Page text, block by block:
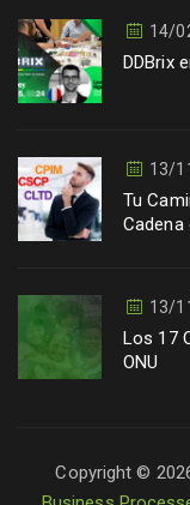
14/
DDBrix
13/
Tu
Cadena
13/
Los 17
ONU
Copyright ©